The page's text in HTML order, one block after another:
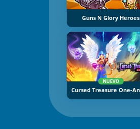
Guns N Glory Heroes
NUEVO